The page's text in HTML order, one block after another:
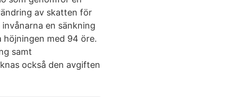
av skatten för
en sänkning
höjningen med 94 öre.
samt
också den avgiften